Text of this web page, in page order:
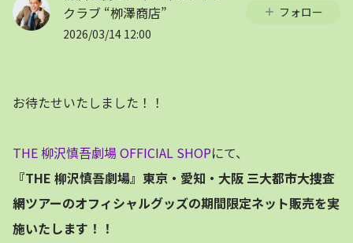
クラブ “栁澤商店”
2026/03/14 12:00
フォロー
お待たせいたしました！！
THE 柳沢慎吾劇場 OFFICIAL SHOPにて、
『THE 柳沢慎吾劇場』東京・愛知・大阪 三大都市大捜査
網ツアーのオフィシャルグッズの期間限定ネット販売を実
施いたします！！